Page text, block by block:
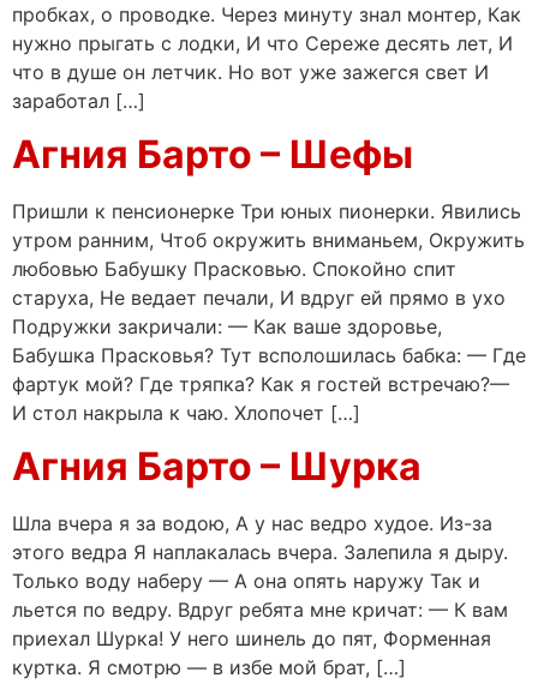
пробках, о проводке. Через минуту знал монтер, Как
нужно прыгать с лодки, И что Сереже десять лет, И
что в душе он летчик. Но вот уже зажегся свет И
заработал […]
Агния Барто – Шефы
Пришли к пенсионерке Три юных пионерки. Явились
утром ранним, Чтоб окружить вниманьем, Окружить
любовью Бабушку Прасковью. Спокойно спит
старуха, Не ведает печали, И вдруг ей прямо в ухо
Подружки закричали: — Как ваше здоровье,
Бабушка Прасковья? Тут всполошилась бабка: — Где
фартук мой? Где тряпка? Как я гостей встречаю?—
И стол накрыла к чаю. Хлопочет […]
Агния Барто – Шурка
Шла вчера я за водою, А у нас ведро худое. Из-за
этого ведра Я наплакалась вчера. Залепила я дыру.
Только воду наберу — А она опять наружу Так и
льется по ведру. Вдруг ребята мне кричат: — К вам
приехал Шурка! У него шинель до пят, Форменная
куртка. Я смотрю — в избе мой брат, […]